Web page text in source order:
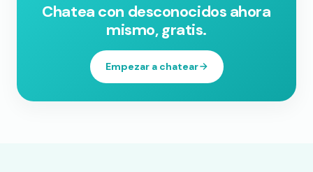
Chatea con desconocidos ahora
mismo, gratis.
Empezar a chatear